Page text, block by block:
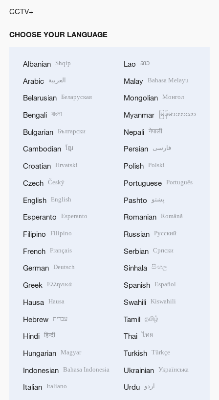
CCTV+
CHOOSE YOUR LANGUAGE
Albanian Shqip
Arabic العربية
Belarusian Беларуская
Bengali বাংলা
Bulgarian Български
Cambodian ខ្មែរ
Croatian Hrvatski
Czech Český
English English
Esperanto Esperanto
Filipino Filipino
French Français
German Deutsch
Greek Ελληνικά
Hausa Hausa
Hebrew עברית
Hindi हिन्दी
Hungarian Magyar
Indonesian Bahasa Indonesia
Italian Italiano
Lao ລາວ
Malay Bahasa Melayu
Mongolian Монгол
Myanmar မြန်မာဘာသာ
Nepali नेपाली
Persian فارسی
Polish Polski
Portuguese Português
Pashto پښتو
Romanian Română
Russian Русский
Serbian Српски
Sinhala සිංහල
Spanish Español
Swahili Kiswahili
Tamil தமிழ்
Thai ไทย
Turkish Türkçe
Ukrainian Українська
Urdu اردو